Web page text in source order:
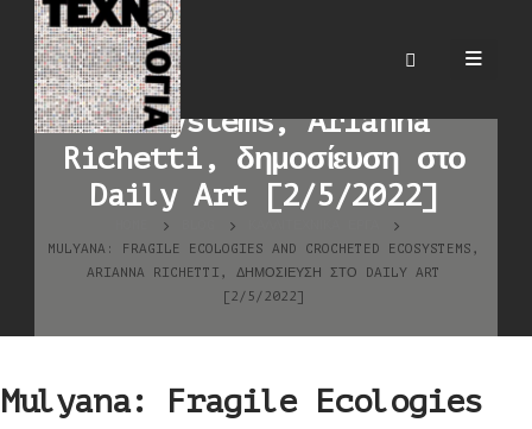
Mulyana: Fragile
Ecologies and Crocheted
Ecosystems, Arianna
Richetti, δημοσίευση στο
Daily Art [2/5/2022]
MULYANA: FRAGILE ECOLOGIES AND CROCHETED ECOSYSTEMS,
ARIANNA RICHETTI, ΔΗΜΟΣΊΕΥΣΗ ΣΤΟ DAILY ART
[2/5/2022]
Mulyana: Fragile Ecologies